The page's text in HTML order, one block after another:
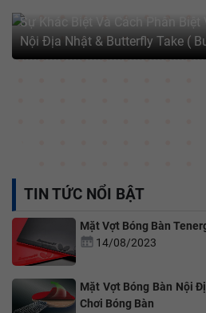
TIN TỨC NỔI BẬT
Mặt Vợt Bóng Bàn
14/08/2023
Mặt Vợt Bóng Bàn Nội
Chơi Bóng Bàn